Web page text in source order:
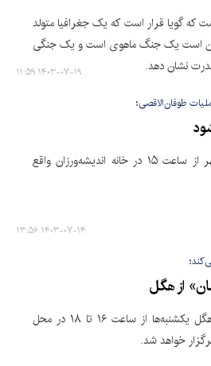
که گویا قرار است که یک جغرافیا متولد
است یک جنگ ماهوی است و یک جنگی
نشان دهد.
۱۴۰۳-۰۷-۱۹ ۱۱:۵۹
طوفان‌الاقصی؛
رویداد «رویای طوفان» روز یکشنبه ۱۵ مهر از ساعت ۱۵ در خانه اندیشه‌ورزان واقع
۱۴۰۳-۰۷-۱۴ ۱۳:۵۶
از هگل
حلقۀ متن‌خوانی رسالۀ «اساس آلمان» از هگل یکشنبه‌ها از ساعت ۱۶ تا ۱۸ در محل
خواهد شد.